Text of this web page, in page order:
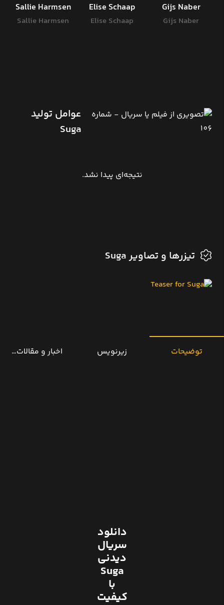
Gijs Naber
Gijs Naber
Elise Schaap
Elise Schaap
Sallie Harmsen
Sallie Harmsen
عوامل تولید
Suga
نتیجه‌ای پیدا نشد.
تیزرها و تصاویر Suga
توضیحات زیرنویس اخبار و مقالات
دانلود
سریال
دیدنی
Suga
با
کیفیت